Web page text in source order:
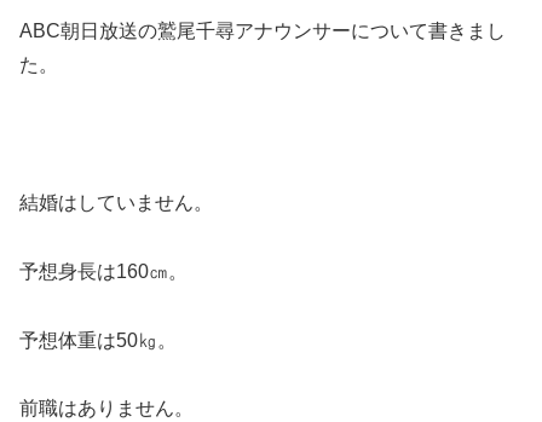
ABC朝日放送の鷲尾千尋アナウンサーについて書きまし
た。
結婚はしていません。
予想身長は160㎝。
予想体重は50㎏。
前職はありません。